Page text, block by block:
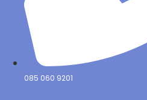
085 060 9201